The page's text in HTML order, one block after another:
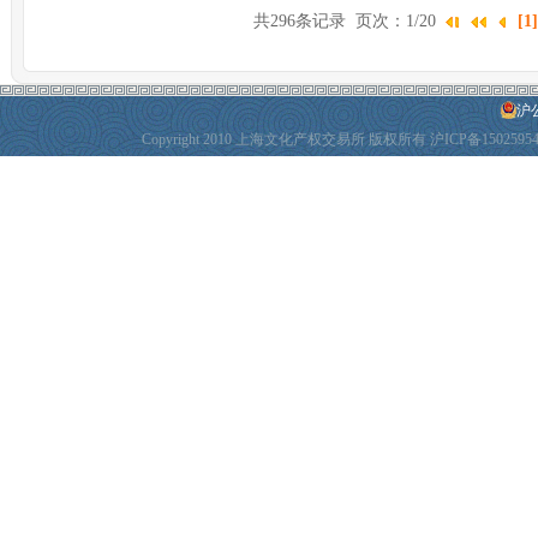
共296条记录 页次：1/20 [1]
沪
Copyright 2010 上海文化产权交易所 版权所有沪ICP备